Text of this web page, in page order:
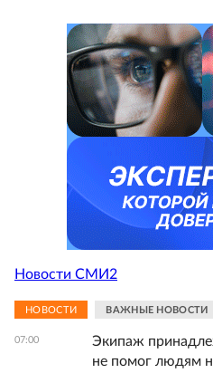
Новости СМИ2
НОВОСТИ ВАЖНЫЕ НОВОСТИ
07:00
Экипаж
не помог людям